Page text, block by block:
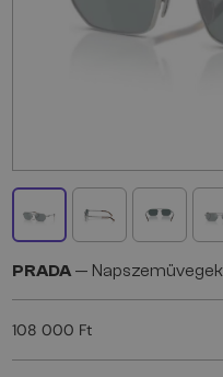
PRADA— Napszemüvegek
108 000 Ft